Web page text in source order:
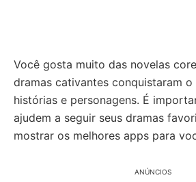
Você gosta muito das novelas
dramas cativantes conquistaram
histórias e personagens. É
ajudem a seguir seus dramas
mostrar os melhores apps para
ANÚNCIOS